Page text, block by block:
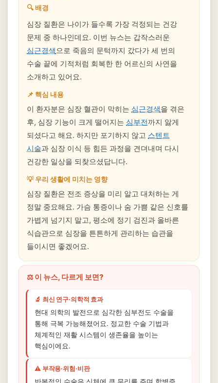
🔍 배경
심장 질환은 나이가 들수록 가장 걱정되는 건강
문제 중 하나인데요. 이번 뉴스는 갑작스러운
심근경색으로 죽음의 문턱까지 갔다가 세 번의
수술 끝에 기적처럼 회복한 한 어르신의 사연을
소개하고 있어요.
📌 핵심 내용
이 환자분은 심장 혈관이 막히는 심근경색을 겪은
후, 심장 기능이 크게 떨어지는 심부전까지 앓게
되셨다고 해요. 하지만 포기하지 않고 스텐트
시술과 심장 이식 등 힘든 과정을 견뎌내며 다시
건강한 일상을 되찾으셨답니다.
💡 우리 생활에 미치는 영향
심장 질환은 전조 증상을 미리 알고 대처하는 게
정말 중요해요. 가슴 통증이나 숨 가쁨 같은 신호를
가볍게 넘기지 말고, 평소에 정기 검진과 올바른
식습관으로 심장을 튼튼하게 관리하는 습관을
들이시면 좋겠어요.
⚖️ 이 뉴스, 다르게 보면?
🔬 최신 연구·의학적 효과
현대 의학의 발전으로 심각한 심부전도 수술을
통해 극복 가능해졌어요. 정교한 수술 기법과
체계적인 재활 시스템이 생존율을 높이는
핵심이에요.
⚠️ 부작용·위험·비판
반복적인 수술은 신체에 큰 무리를 주며 합병증